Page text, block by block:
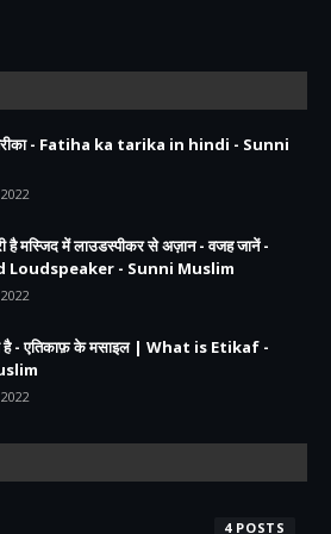
तरीका - Fatiha ka tarika in hindi - Sunni
है मस्जिद में लाउडस्पीकर से अज़ान - वजह जानें -
Loudspeaker - Sunni Muslim
है - एतिकाफ़ के मसाइल | What is Etikaf -
4